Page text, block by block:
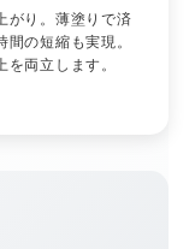
がり。薄塗りで済
の短縮も実現。
両立します。